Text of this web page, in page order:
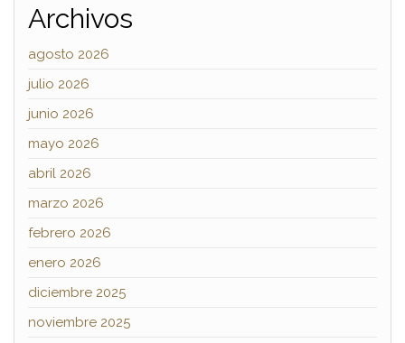
Archivos
agosto 2026
julio 2026
junio 2026
mayo 2026
abril 2026
marzo 2026
febrero 2026
enero 2026
diciembre 2025
noviembre 2025